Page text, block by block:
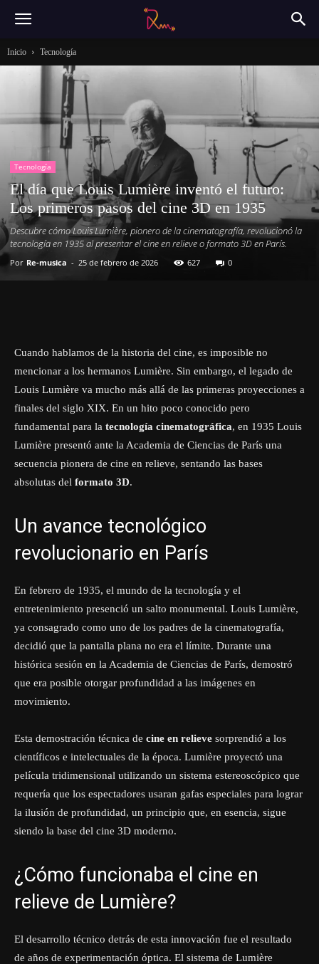
Inicio Tecnología
Tecnología
El día que Louis Lumière inventó el futuro:
Los primeros pasos del cine 3D en 1935
Descubre cómo Louis Lumière, pionero de la cinematografía, revolucionó la
tecnología en 1935 al presentar el cine en relieve o formato 3D en París.
Por Re-musica - 25 de febrero de 2026 627 0
Cuando hablamos de la historia del cine, es imposible no
mencionar a los hermanos Lumière. Sin embargo, el legado de
Louis Lumière va mucho más allá de las primeras proyecciones a
finales del siglo XIX. En un hito poco conocido pero
fundamental para la tecnología cinematográfica, en 1935 Louis
Lumière presentó ante la Academia de Ciencias de París una
secuencia pionera de cine en relieve, sentando las bases
absolutas del formato 3D.
Un avance tecnológico
revolucionario en París
En febrero de 1935, el mundo de la tecnología y el
entretenimiento presenció un salto monumental. Louis Lumière,
ya consagrado como uno de los padres de la cinematografía,
decidió que la pantalla plana no era el límite. Durante una
histórica sesión en la Academia de Ciencias de París, demostró
que era posible otorgar profundidad a las imágenes en
movimiento.
Esta demostración técnica de cine en relieve sorprendió a los
científicos e intelectuales de la época. Lumière proyectó una
película tridimensional utilizando un sistema estereoscópico que
requería que los espectadores usaran gafas especiales para lograr
la ilusión de profundidad, un principio que, en esencia, sigue
siendo la base del cine 3D moderno.
¿Cómo funcionaba el cine en
relieve de Lumière?
El desarrollo técnico detrás de esta innovación fue el resultado
de años de experimentación óptica. El sistema de Lumière